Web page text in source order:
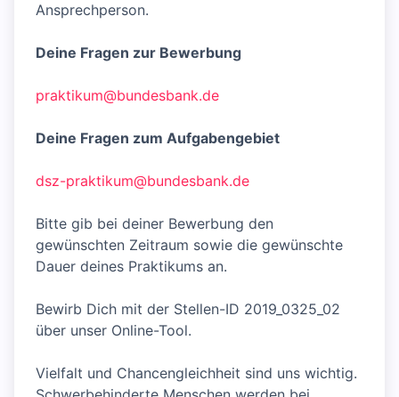
Ansprechperson.
Deine Fragen zur Bewerbung
praktikum@bundesbank.de
Deine Fragen zum Aufgabengebiet
dsz-praktikum@bundesbank.de
Bitte gib bei deiner Bewerbung den
gewünschten Zeitraum sowie die gewünschte
Dauer deines Praktikums an.
Bewirb Dich mit der Stellen-ID 2019_0325_02
über unser Online-Tool.
Vielfalt und Chancengleichheit sind uns wichtig.